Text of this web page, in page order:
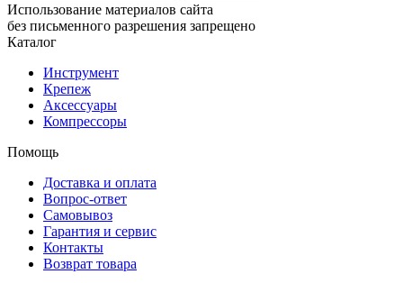
Использование материалов сайта
без письменного разрешения запрещено
Каталог
Инструмент
Крепеж
Аксессуары
Компрессоры
Помощь
Доставка и оплата
Вопрос-ответ
Самовывоз
Гарантия и сервис
Контакты
Возврат товара